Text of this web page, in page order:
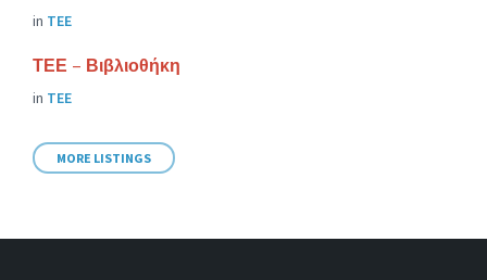
in ΤΕΕ
ΤΕΕ – Βιβλιοθήκη
in ΤΕΕ
MORE LISTINGS